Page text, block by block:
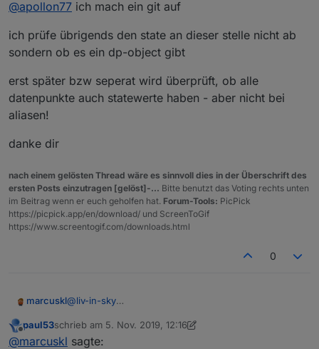
aus prüfen ob es zum Ziel ein Objekt gibt. Nicht bei
Werten prüfen ob es auch ein passendes Objekt
werte ohne Objekt. Und das spiegelt das gut wieder
was du beschreibst.
Müssen wir mal überlegen wie wir das behandeln
können am besten.
@apollon77 ich mach ein git auf
ich prüfe übrigends den state an dieser stelle nicht ab
sondern ob es ein dp-object gibt
erst später bzw seperat wird überprüft, ob alle
datenpunkte auch statewerte haben - aber nicht bei
aliasen!
danke dir
nach einem gelösten Thread wäre es sinnvoll dies in der Überschrift des
ersten Posts einzutragen [gelöst]-... Bitte benutzt das Voting rechts unten
im Beitrag wenn er euch geholfen hat. Forum-Tools: PicPick
https://picpick.app/en/download/ und ScreenToGif
https://www.screentogif.com/downloads.html
0
marcuskl@liv-in-sky
ist da
Komisch🤔
paul53schrieb am 5. Nov. 2019, 12:16
zuletzt editiert von paul5311. Mai 2019, 19:26
@marcuskl sagte: